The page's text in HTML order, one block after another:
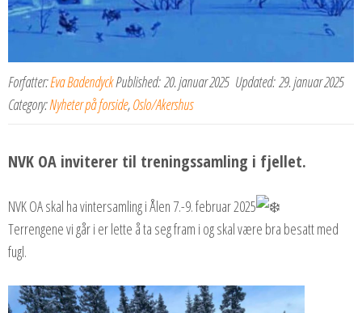
Forfatter:Eva BadendyckPublished: 20. januar 2025 Updated: 29. januar 2025
Category:Nyheter på forside,Oslo/Akershus
NVK OA inviterer til treningssamling i fjellet.
NVK OA skal ha vintersamling i Ålen 7.-9. februar 2025
Terrengene vi går i er lette å ta seg fram i og skal være bra besatt med
fugl.